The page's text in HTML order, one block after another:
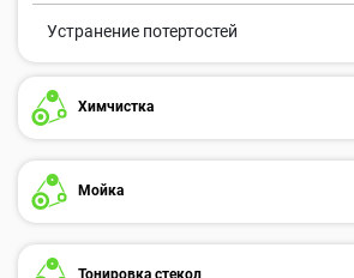
Устранение потертостей
Химчистка
Мойка
Тонировка стекол